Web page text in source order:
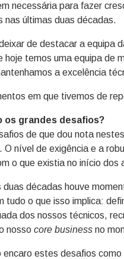
necessária para fazer
nas últimas duas décadas.
de destacar a equipa
hoje temos uma equipa de
a excelência
em que tivemos de
os grandes desafios?
de que dou nota
O nível de exigência e a
o que existia no início dos
décadas houve
tudo o que isso implica:
dos nossos técnicos,
nosso core business no
encaro estes desafios